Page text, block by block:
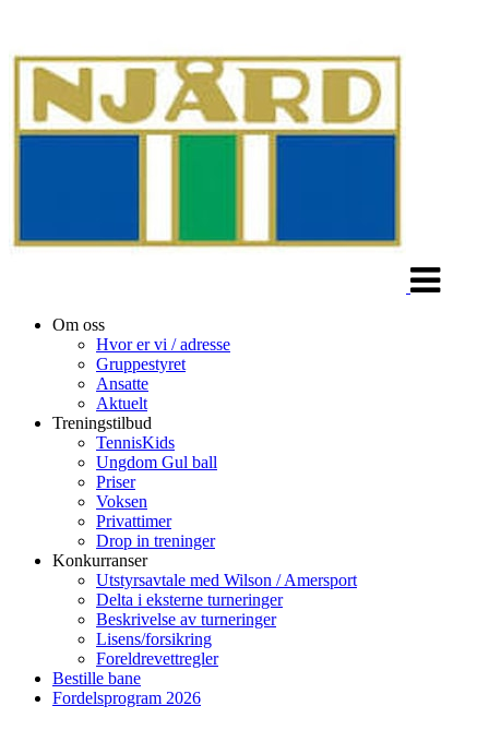
Om oss
Hvor er vi / adresse
Gruppestyret
Ansatte
Aktuelt
Treningstilbud
TennisKids
Ungdom Gul ball
Priser
Voksen
Privattimer
Drop in treninger
Konkurranser
Utstyrsavtale med Wilson / Amersport
Delta i eksterne turneringer
Beskrivelse av turneringer
Lisens/forsikring
Foreldrevettregler
Bestille bane
Fordelsprogram 2026